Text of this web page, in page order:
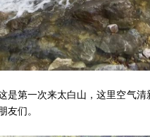
第一次来太白山，这里空气清
友们。